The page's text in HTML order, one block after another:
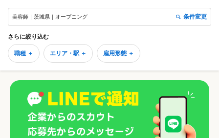
美容師｜茨城県｜オープニング 条件変更
さらに絞り込む
職種 ＋ エリア・駅 ＋ 雇用形態 ＋